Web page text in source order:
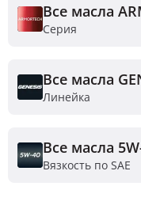
Все масла
Серия
Все масла
Линейка
Все масла
Вязкость по SAE